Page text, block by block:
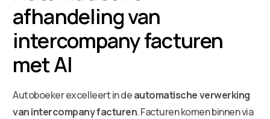
afhandeling van
intercompany facturen
met AI
Autoboeker excelleert in deautomatische verwerking
van intercompany facturen. Facturen komen binnen via